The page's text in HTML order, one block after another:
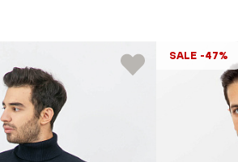
SALE -47%